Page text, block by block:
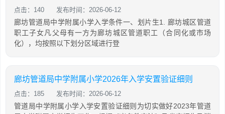
点击：140 发布时间：2026-06-12
廊坊管道局中学附属小学入学条件一、划片生1. 廊坊城区管道
职工子女凡父母有一方为廊坊城区管道职工（合同化或市场
化），均按照以下划分区域进行登
廊坊管道局中学附属小学2026年入学安置验证细则
点击：185 发布时间：2026-06-12
管道局中学附属小学入学安置验证细则为切实做好2023年管道